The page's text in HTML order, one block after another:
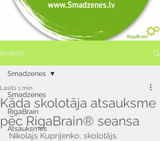
Ieraksts
Smadzenes
RigaBrain
Atsauksmes
Smadzenes
Kāda skolotāja atsauksme
pēc RigaBrain® seansa
Lasīts 1 min
Nikolajs Kuprijenko, skolotājs.